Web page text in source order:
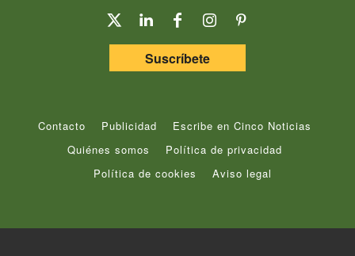
Suscríbete
Contacto Publicidad
Escribe en Cinco Noticias
Quiénes somos
Política de privacidad
Política de cookies
Aviso legal